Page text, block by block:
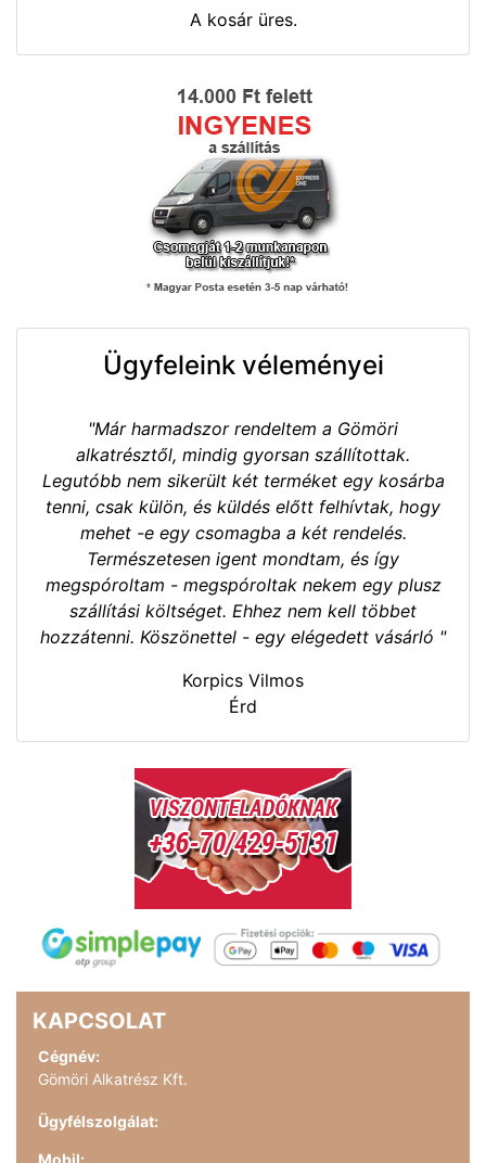
A kosár üres.
Ügyfeleink véleményei
"Már harmadszor rendeltem a Gömöri
alkatrésztől, mindig gyorsan szállítottak.
Legutóbb nem sikerült két terméket egy kosárba
tenni, csak külön, és küldés előtt felhívtak, hogy
mehet -e egy csomagba a két rendelés.
Természetesen igent mondtam, és így
megspóroltam - megspóroltak nekem egy plusz
szállítási költséget. Ehhez nem kell többet
hozzátenni. Köszönettel - egy elégedett vásárló "
Korpics Vilmos
Érd
KAPCSOLAT
Cégnév:
Gömöri Alkatrész Kft.
Ügyfélszolgálat:
Mobil: